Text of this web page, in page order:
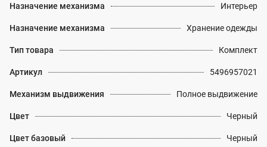
Назначение механизма Интерьер
Назначение механизма Хранение одежды
Тип товара Комплект
Артикул 5496957021
Механизм выдвижения Полное выдвижение
Цвет Черный
Цвет базовый Черный